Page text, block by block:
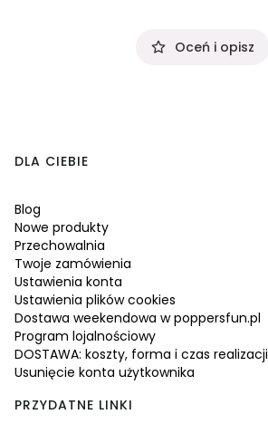
Oceń i opisz
Linki w stopce
DLA CIEBIE
Blog
Nowe produkty
Przechowalnia
Twoje zamówienia
Ustawienia konta
Ustawienia plików cookies
Dostawa weekendowa w poppersfun.pl
Program lojalnościowy
DOSTAWA: koszty, forma i czas realizacji
Usunięcie konta użytkownika
PRZYDATNE LINKI